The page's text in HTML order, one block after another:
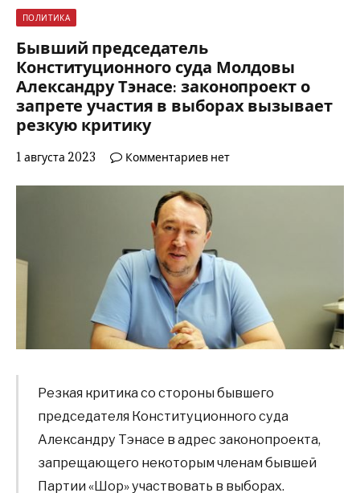
ПОЛИТИКА
Бывший председатель
Конституционного суда Молдовы
Александру Тэнасе: законопроект о
запрете участия в выборах вызывает
резкую критику
1 августа 2023 Комментариев нет
Резкая критика со стороны бывшего
председателя Конституционного суда
Александру Тэнасе в адрес законопроекта,
запрещающего некоторым членам бывшей
Партии «Шор» участвовать в выборах.